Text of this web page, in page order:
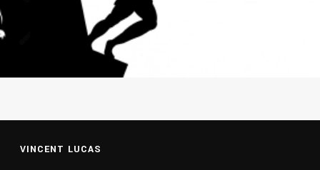
VINCENT LUCAS